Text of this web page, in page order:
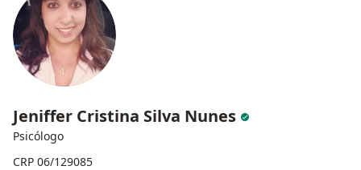
Jeniffer Cristina Silva Nunes
Psicólogo
CRP 06/129085